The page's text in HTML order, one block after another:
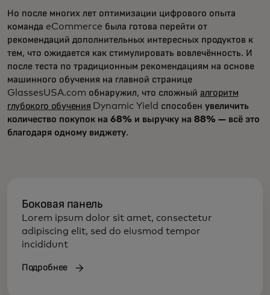
Но после многих лет оптимизации цифрового опыта
команда eCommerce была готова перейти от
рекомендаций дополнительных интересных продуктов к
тем, что ожидается как стимулировать вовлечённость. И
после теста по традиционным рекомендациям на основе
машинного обучения на главной странице
GlassesUSA.com обнаружил, что сложный алгоритм
глубокого обучения Dynamic Yield способенувеличить
количество покупок на 68% и выручку на 88% — всё это
благодаря одному виджету.
Боковая панель
Lorem ipsum dolor sit amet, consectetur
adipiscing elit, sed do eiusmod tempor
incididunt
Подробнее